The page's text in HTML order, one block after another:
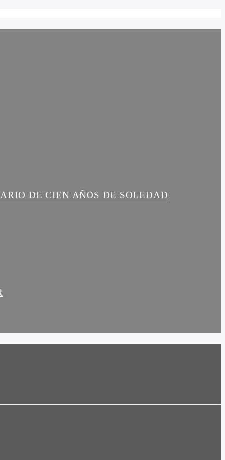
DE CIEN AÑOS DE SOLEDAD